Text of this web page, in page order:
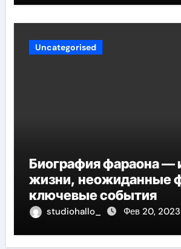
Uncategorised
Биография фараона —
жизни, неожиданные
ключевые события
studiohallo_ Фев 20, 2023